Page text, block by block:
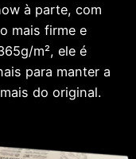
à parte, com
mais firme e
m², ele é
para manter a
do original.